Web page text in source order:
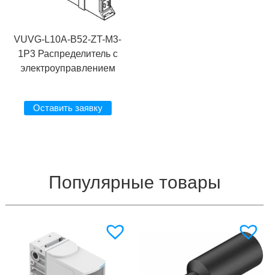
VUVG-L10A-B52-ZT-M3-
1P3 Распределитель с
электроуправлением
Оставить заявку
Популярные товары